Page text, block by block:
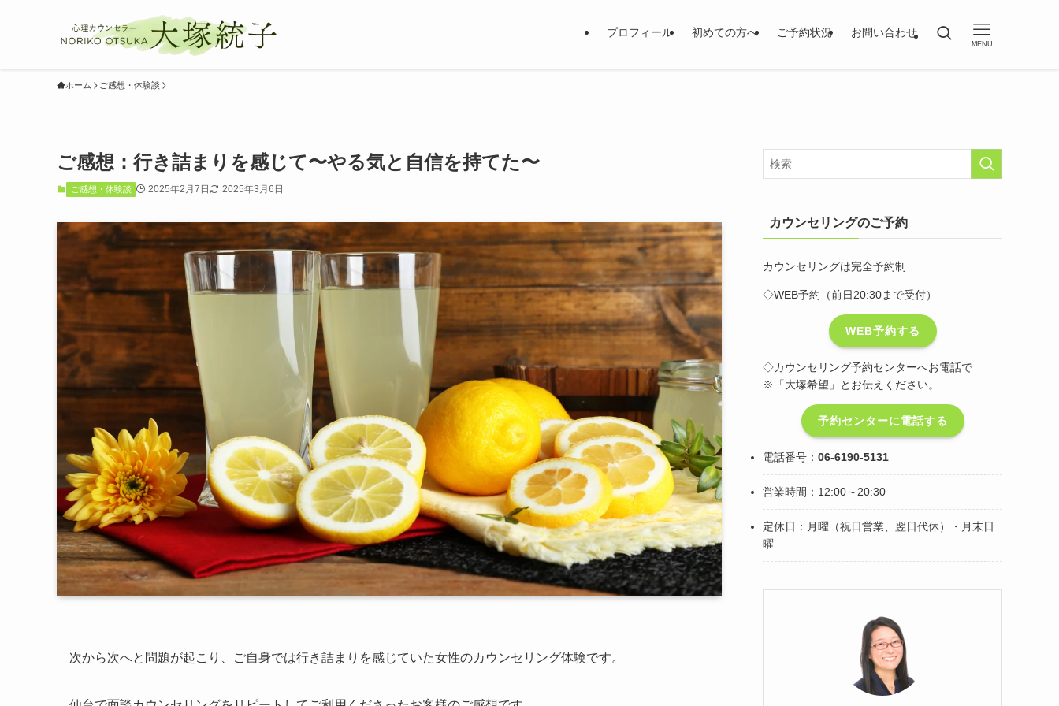
プロフィール 初めての方へ ご予約状況 お問い合わせ
MENU
ホーム ご感想・体験談
ご感想：行き詰まりを感じて〜やる気と自信を持てた〜
ご感想・体験談 2025年2月7日 2025年3月6日
次から次へと問題が起こり、ご自身では行き詰まりを感じていた女性のカウンセリング体験です。
カウンセリングのご予約
カウンセリングは完全予約制
◇WEB予約（前日20:30まで受付）
WEB予約する
◇カウンセリング予約センターへお電話で
※「大塚希望」とお伝えください。
予約センターに電話する
電話番号： 06-6190-5131
営業時間：12:00～20:30
定休日：月曜（祝日営業、翌日代休）・月末日
曜